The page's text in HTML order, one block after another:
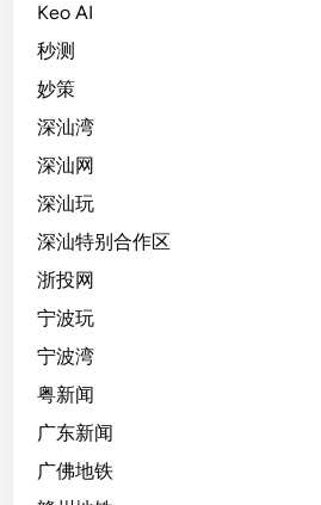
Keo AI
秒测
妙策
深汕湾
深汕网
深汕玩
深汕特别合作区
浙投网
宁波玩
宁波湾
粤新闻
广东新闻
广佛地铁